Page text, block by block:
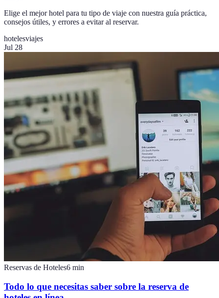
Elige el mejor hotel para tu tipo de viaje con nuestra guía práctica,
consejos útiles, y errores a evitar al reservar.
hotelesviajes
Jul 28
Reservas de Hoteles6 min
Todo lo que necesitas saber sobre la reserva de